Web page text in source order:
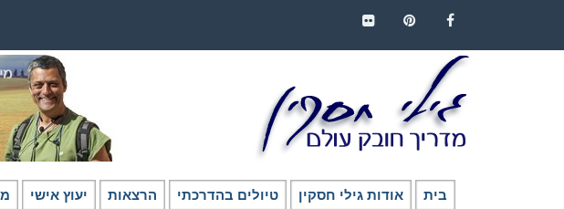
בית אודות גילי חסקין טיולים בהדרכתי הרצאות יעוץ אישי